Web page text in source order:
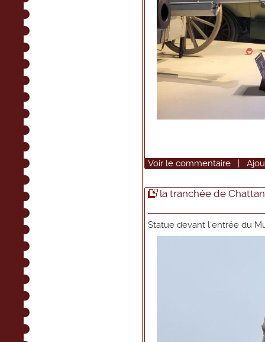
Voir le commentaire |
la tranchée de
Statue devant l'entrée du